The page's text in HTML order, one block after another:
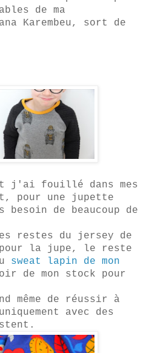
de ma
Karembeu, sort de
j'ai fouillé dans mes
pour une jupette
de beaucoup de
restes du jersey de
la jupe, le reste
sweat lapin de mon
de mon stock pour
même de réussir à
avec des